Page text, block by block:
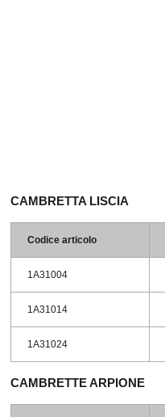
CAMBRETTA LISCIA
Codice articolo
1A31004
1A31014
1A31024
CAMBRETTE ARPIONE